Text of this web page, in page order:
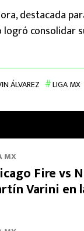
destacada
consolidar
ÁLVAREZ LIGA MX
MX
Fire vs
Varini en